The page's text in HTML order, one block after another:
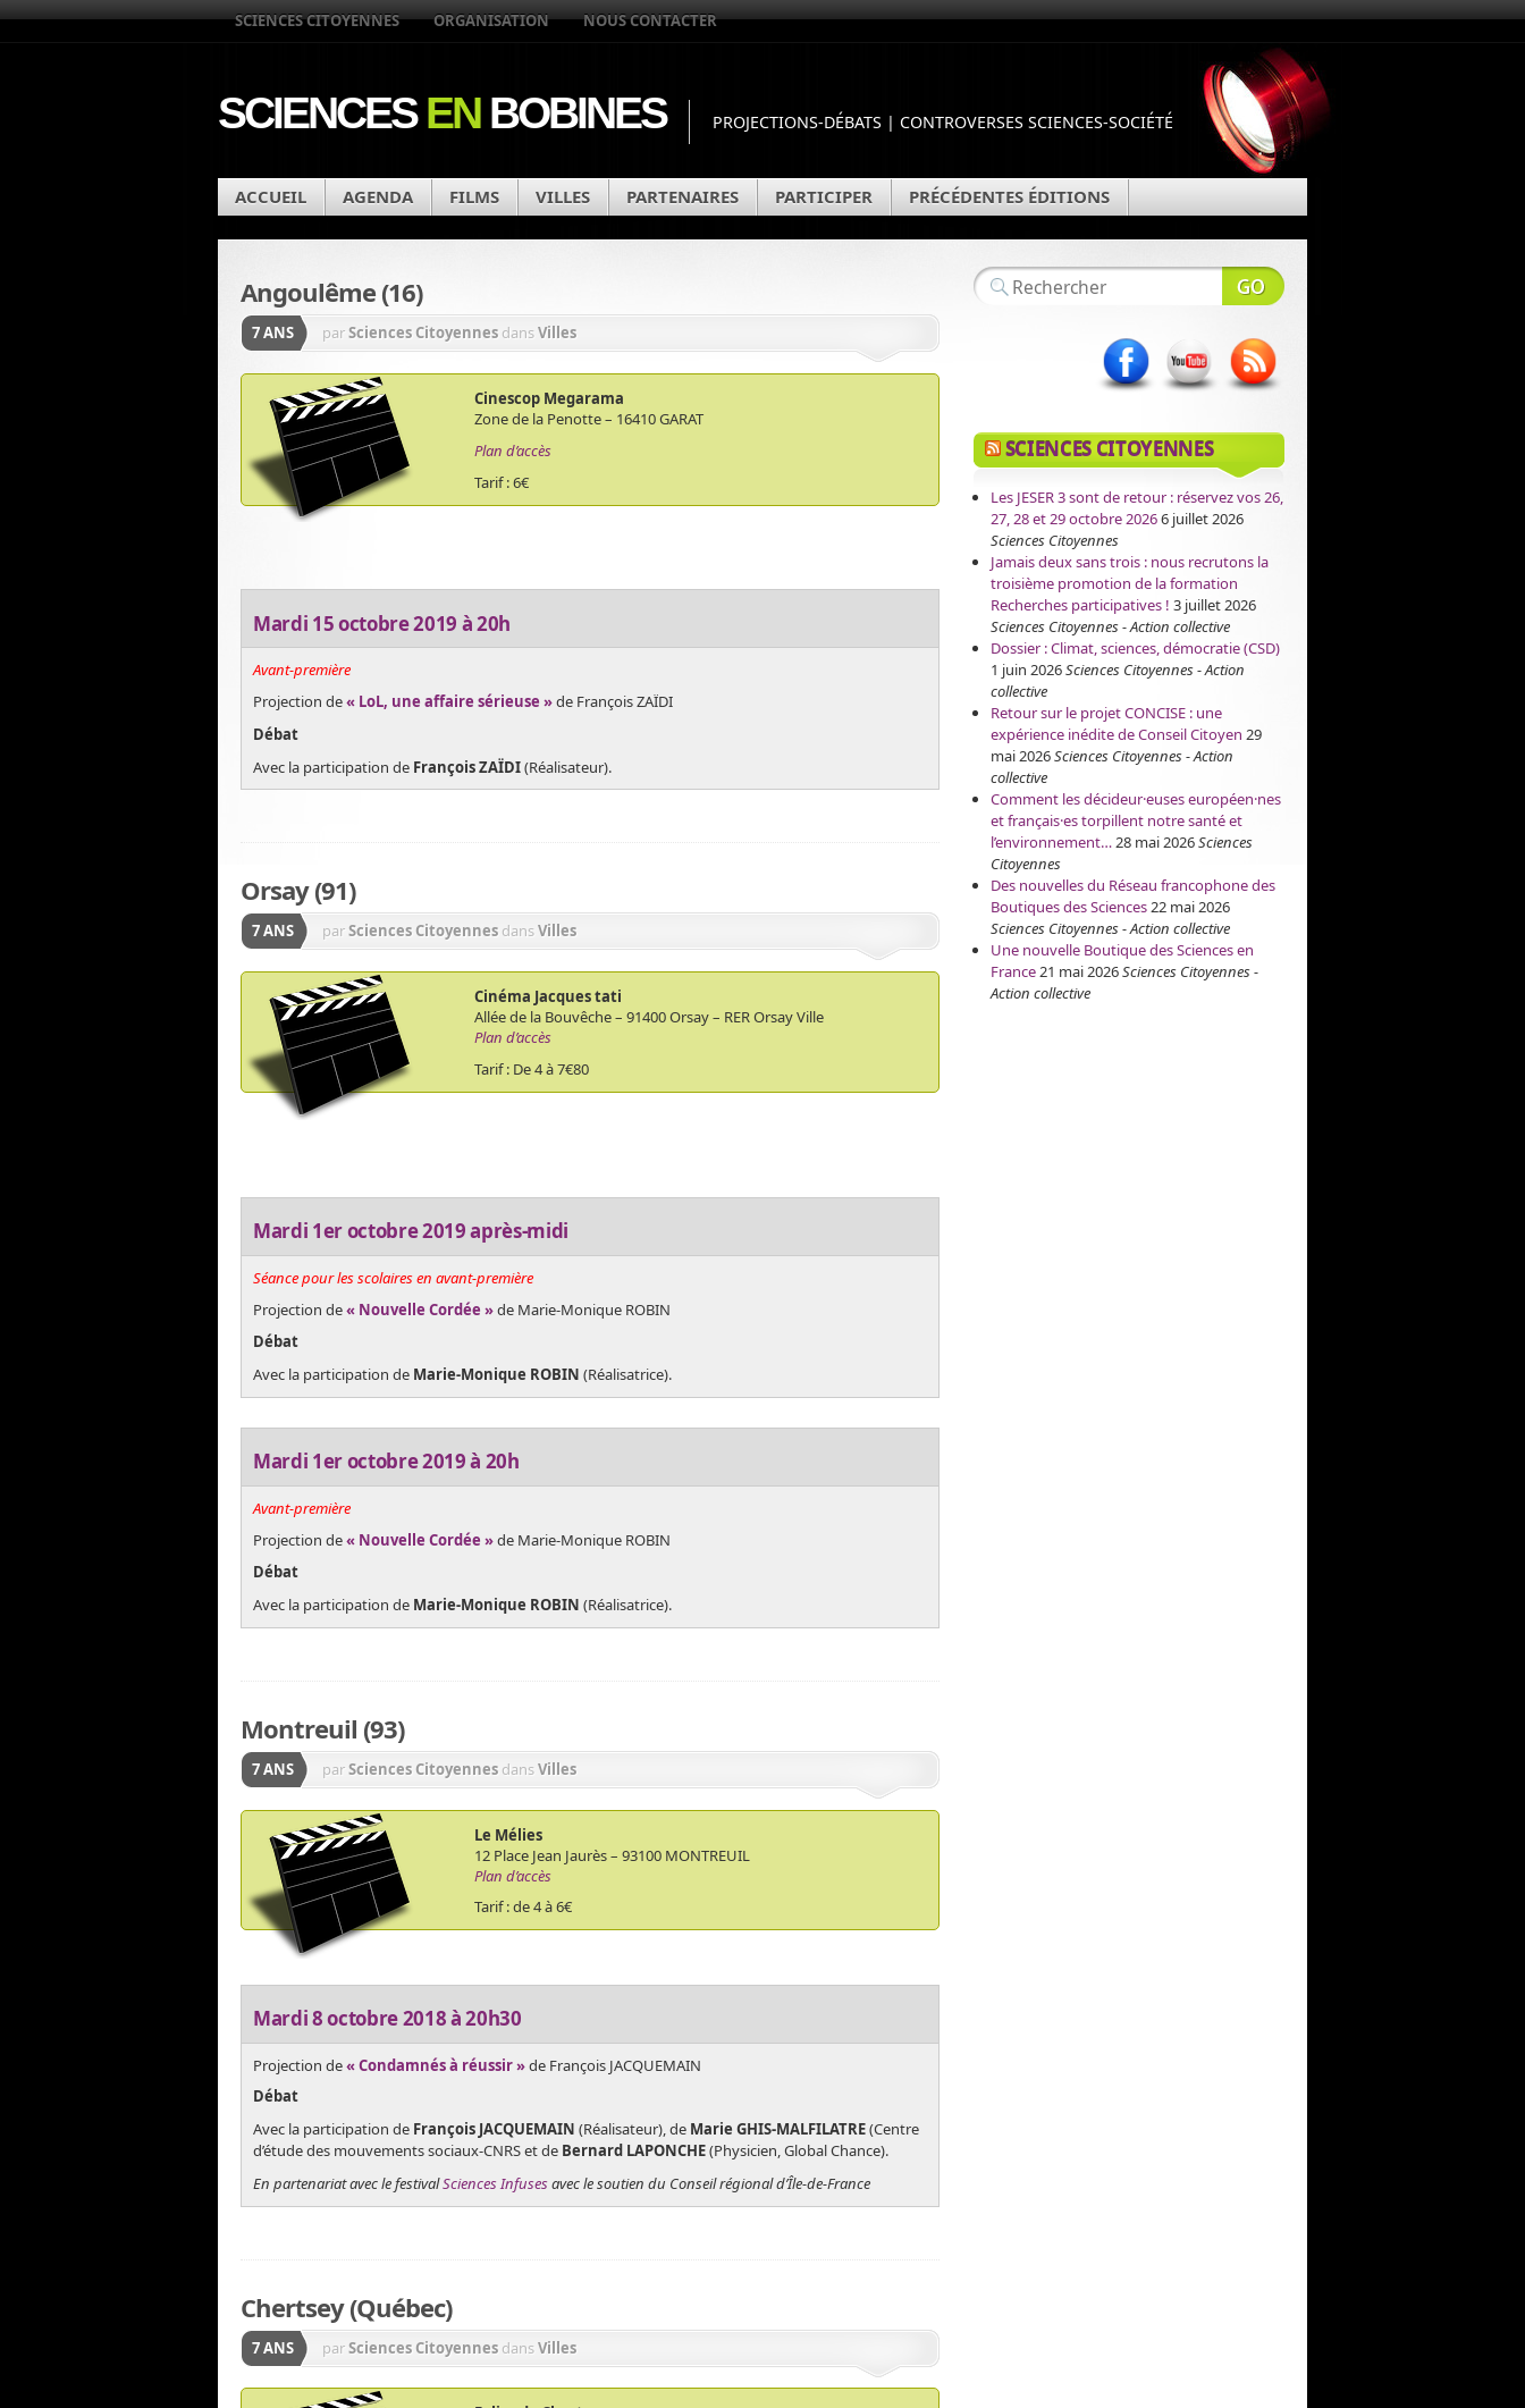
SCIENCES CITOYENNES ORGANISATION NOUS CONTACTER
SCIENCESENBOBINES PROJECTIONS-DÉBATS | CONTROVERSES SCIENCES-SOCIÉTÉ
ACCUEIL AGENDA FILMS VILLES PARTENAIRES PARTICIPER PRÉCÉDENTES ÉDITIONS
Angoulême (16)
7 ANS parSciences Citoyennes dansVilles
Cinescop Megarama
Zone de la Penotte – 16410 GARAT
Plan d’accès
Tarif : 6€
Mardi 15 octobre 2019 à 20h
Avant-première
Projection de« LoL, une affaire sérieuse »de François ZAÏDI
Débat
Avec la participation de François ZAÏDI(Réalisateur).
Orsay (91)
7 ANS parSciences Citoyennes dansVilles
Cinéma Jacques tati
Allée de la Bouvêche – 91400 Orsay – RER Orsay Ville
Plan d’accès
Tarif : De 4 à 7€80
Mardi 1er octobre 2019 après-midi
Séance pour les scolaires en avant-première
Projection de« Nouvelle Cordée »de Marie-Monique ROBIN
Débat
Avec la participation de Marie-Monique ROBIN (Réalisatrice).
Mardi 1er octobre 2019 à 20h
Avant-première
Projection de« Nouvelle Cordée »de Marie-Monique ROBIN
Débat
Avec la participation de Marie-Monique ROBIN (Réalisatrice).
Montreuil (93)
7 ANS parSciences Citoyennes dansVilles
Le Mélies
12 Place Jean Jaurès – 93100 MONTREUIL
Plan d’accès
Tarif : de 4 à 6€
Mardi 8 octobre 2018 à 20h30
Projection de« Condamnés à réussir »de François JACQUEMAIN
Débat
Avec la participation de François JACQUEMAIN (Réalisateur), de Marie GHIS-­MALFILATRE(Centre
d’étude des mouvements sociaux-CNRS et de Bernard LAPONCHE(Physicien, Global Chance).
En partenariat avec le festivalSciences Infusesavec le soutien du Conseil régional d’Île-de-France
Chertsey (Québec)
7 ANS parSciences Citoyennes dansVilles
SCIENCES CITOYENNES
Les JESER 3 sont de retour : réservez vos 26,
27, 28 et 29 octobre 20266 juillet 2026
Sciences Citoyennes
Jamais deux sans trois : nous recrutons la
troisième promotion de la formation
Recherches participatives ! 3 juillet 2026
Sciences Citoyennes - Action collective
Dossier : Climat, sciences, démocratie (CSD)
1 juin 2026Sciences Citoyennes - Action
collective
Retour sur le projet CONCISE : une
expérience inédite de Conseil Citoyen 29
mai 2026Sciences Citoyennes - Action
collective
Comment les décideur·euses européen·nes
et français·es torpillent notre santé et
l’environnement…28 mai 2026Sciences
Citoyennes
Des nouvelles du Réseau francophone des
Boutiques des Sciences22 mai 2026
Sciences Citoyennes - Action collective
Une nouvelle Boutique des Sciences en
France21 mai 2026Sciences Citoyennes -
Action collective